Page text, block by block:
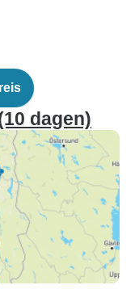
dagen)